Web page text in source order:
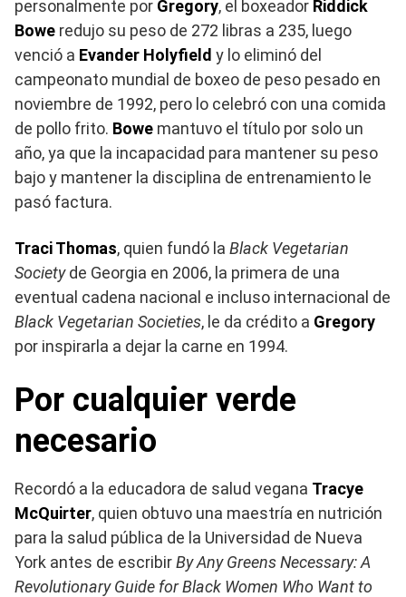
personalmente por Gregory, el boxeador Riddick
Bowe redujo su peso de 272 libras a 235, luego
venció a Evander Holyfield y lo eliminó del
campeonato mundial de boxeo de peso pesado en
noviembre de 1992, pero lo celebró con una comida
de pollo frito. Bowe mantuvo el título por solo un
año, ya que la incapacidad para mantener su peso
bajo y mantener la disciplina de entrenamiento le
pasó factura.
Traci Thomas, quien fundó la Black Vegetarian
Societyde Georgia en 2006, la primera de una
eventual cadena nacional e incluso internacional de
Black Vegetarian Societies, le da crédito a Gregory
por inspirarla a dejar la carne en 1994.
Por cualquier verde
necesario
Recordó a la educadora de salud vegana Tracye
McQuirter, quien obtuvo una maestría en nutrición
para la salud pública de la Universidad de Nueva
York antes de escribirBy Any Greens Necessary: A
Revolutionary Guide for Black Women Who Want to